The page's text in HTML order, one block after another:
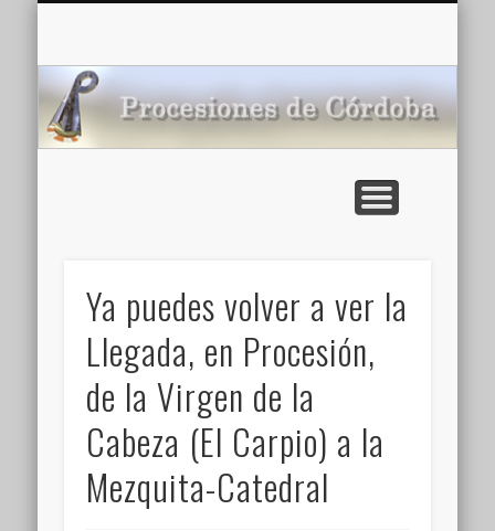
Ya puedes volver a ver la
Llegada, en Procesión,
de la Virgen de la
Cabeza (El Carpio) a la
Mezquita-Catedral